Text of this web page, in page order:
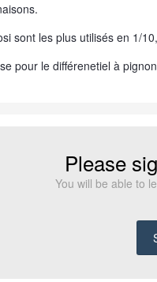
sont les plus utilisés en 1/
pour le différenetiel à
Please
You will be able to